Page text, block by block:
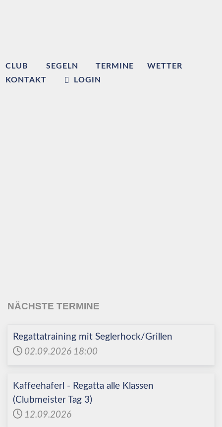
CLUB SEGELN TERMINE
WETTER
KONTAKT
LOGIN
NÄCHSTE TERMINE
Regattatraining mit Seglerhock/Grillen
02.09.2026 18:00
Kaffeehaferl - Regatta alle Klassen
(Clubmeister Tag 3)
12.09.2026